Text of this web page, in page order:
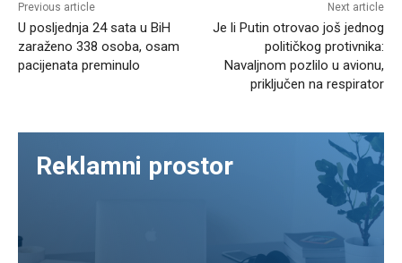
Previous article
U posljednja 24 sata u BiH
zaraženo 338 osoba, osam
pacijenata preminulo
Next article
Je li Putin otrovao još jednog
političkog protivnika:
Navaljnom pozlilo u avionu,
priključen na respirator
Reklamni prostor